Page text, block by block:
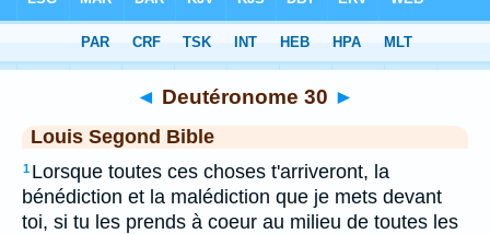
> Deutéronome 30
◄ Deutéronome 30 ►
Louis Segond Bible
1 Lorsque toutes ces choses t'arriveront, la
bénédiction et la malédiction que je mets devant
toi, si tu les prends à coeur au milieu de toutes les